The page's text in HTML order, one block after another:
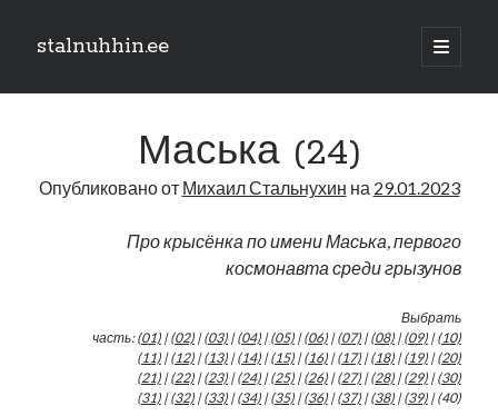
stalnuhhin.ee
отрыть
Боковая
панель
Нарва и северо-восток
Маська (24)
Опубликовано от Михаил Стальнухин на 29.01.2023
Про крысёнка по имени Маська, первого
космонавта среди грызунов
Выбрать
часть:(01)|(02)|(03)|(04)|(05)|(06)|(07)|(08)|(09)|(10)
(11)|(12)|(13)|(14)|(15)|(16)|(17)|(18)|(19)|(20)
(21)|(22)|(23)|(24)|(25)|(26)|(27)|(28)|(29)|(30)
(31)|(32)|(33)|(34)|(35)|(36)|(37)|(38)|(39)| (40)